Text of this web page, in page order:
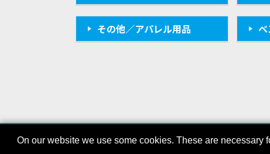
その他／アパレル用品 ベ
会社概要 プライバシーポリシー
On our website we use some cookies. These are necessary